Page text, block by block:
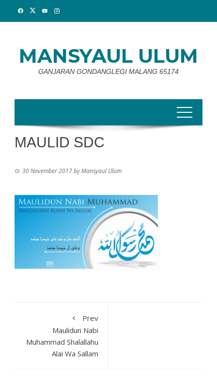
MANSYAUL ULUM
GANJARAN GONDANGLEGI MALANG 65174
MAULID SDC
30 November 2017byMansyaul Ulum
Prev
Maulidun Nabi
Muhammad Shalallahu
Alai Wa Sallam